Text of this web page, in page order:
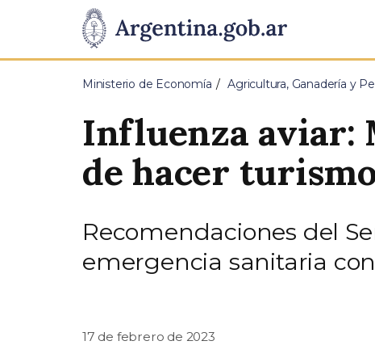
Presidencia
de
Pasar al contenido principal
Ministerio de Economía Agricultura, Ganadería y
Influenza aviar:
de hacer
Recomendaciones del
emergencia sanitaria
17 de febrero de 2023